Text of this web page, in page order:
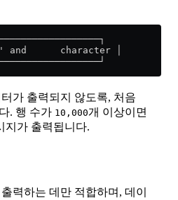
and      character │
가 출력되지 않도록, 처음
. 행 수가 10,000개 이상이면
지가 출력됩니다.
력하는 데만 적합하며, 데이